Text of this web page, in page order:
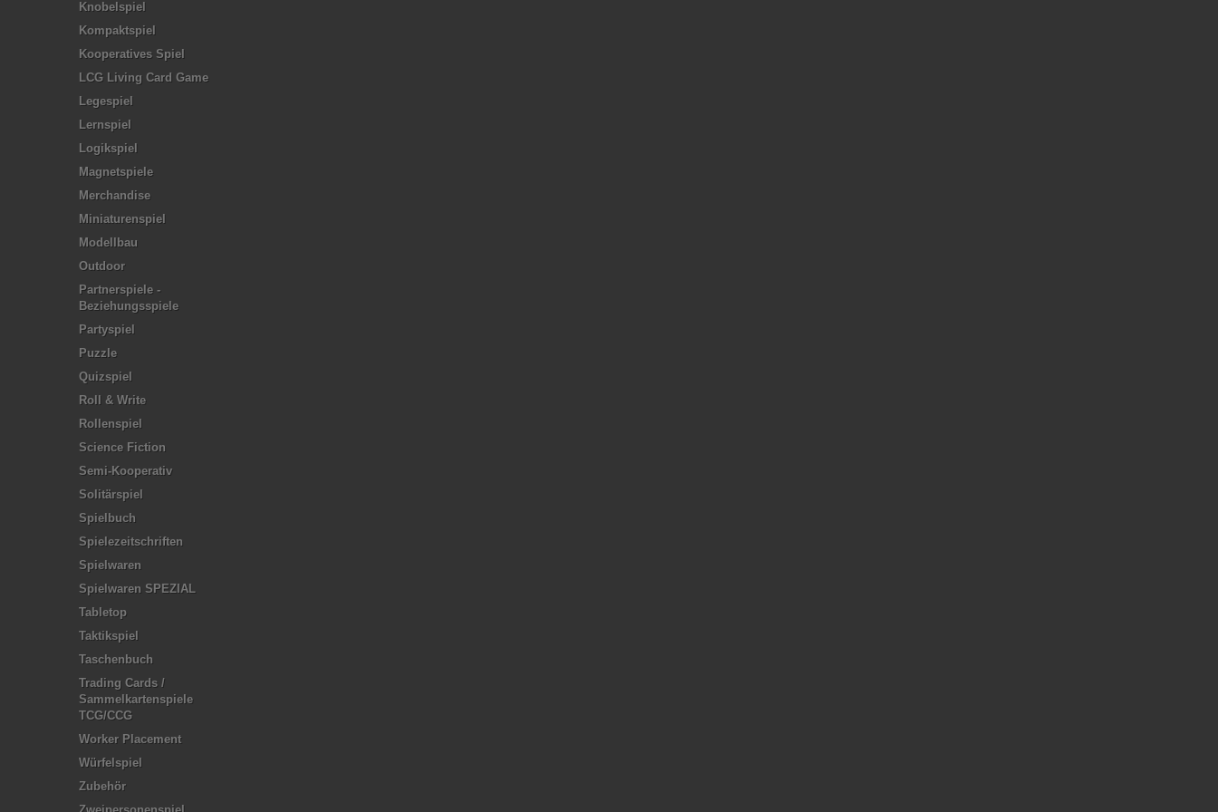
Knobelspiel
Kompaktspiel
Kooperatives Spiel
LCG Living Card Game
Legespiel
Lernspiel
Logikspiel
Magnetspiele
Merchandise
Miniaturenspiel
Modellbau
Outdoor
Partnerspiele -
Beziehungsspiele
Partyspiel
Puzzle
Quizspiel
Roll & Write
Rollenspiel
Science Fiction
Semi-Kooperativ
Solitärspiel
Spielbuch
Spielezeitschriften
Spielwaren
Spielwaren SPEZIAL
Tabletop
Taktikspiel
Taschenbuch
Trading Cards /
Sammelkartenspiele
TCG/CCG
Worker Placement
Würfelspiel
Zubehör